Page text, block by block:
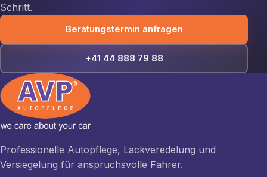
Schritt.
Beratungstermin anfragen
+41 44 888 79 88
Professionelle Autopflege, Lackveredelung und
Versiegelung für anspruchsvolle Fahrer.